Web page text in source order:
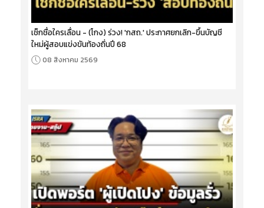
เช็กชื่อใครเลื่อน - (โกง) ร่วง! 'กสถ.' ประกาศยกเลิก-ขึ้นบัญชี
ใหม่ผู้สอบแข่งขันท้องถิ่นปี 68
08 สิงหาคม 2569